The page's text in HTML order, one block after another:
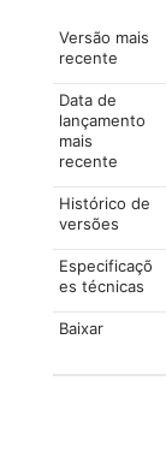
Versão mais
recente
Data de
lançamento
mais
recente
Histórico de
versões
Especificaçõ
es técnicas
Baixar